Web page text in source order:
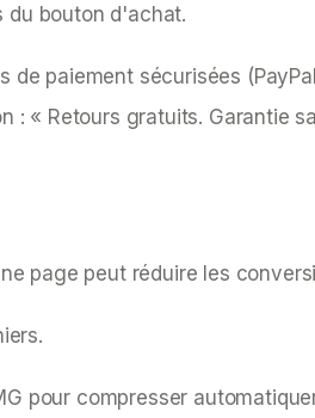
du bouton d'achat.
de paiement sécurisées
: « Retours gratuits. Garantie
page peut réduire les
pour compresser